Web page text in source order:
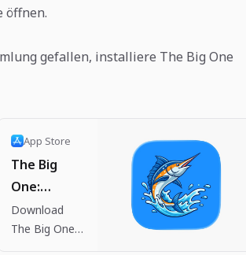
öffnen.
gefallen, installiere The Big One
App Store
The Big
One:
Fishing RPG
App - App
Download
The Big One: